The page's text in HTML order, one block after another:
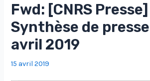
Fwd: [CNRS Presse]
Synthèse de presse
avril 2019
15 avril 2019